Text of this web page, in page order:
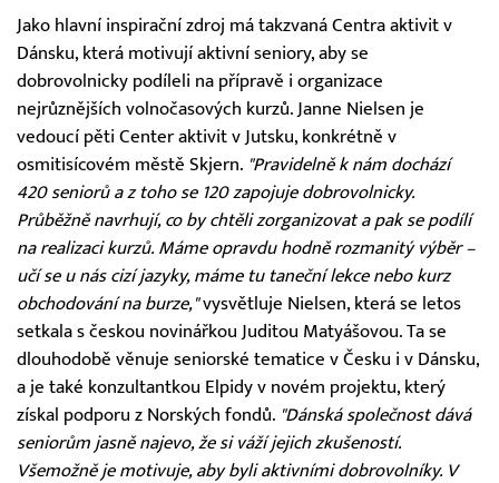
Jako hlavní inspirační zdroj má takzvaná Centra aktivit v
Dánsku, která motivují aktivní seniory, aby se
dobrovolnicky podíleli na přípravě i organizace
nejrůznějších volnočasových kurzů. Janne Nielsen je
vedoucí pěti Center aktivit v Jutsku, konkrétně v
osmitisícovém městě Skjern. "Pravidelně k nám dochází
420 seniorů a z toho se 120 zapojuje dobrovolnicky.
Průběžně navrhují, co by chtěli zorganizovat a pak se podílí
na realizaci kurzů. Máme opravdu hodně rozmanitý výběr –
učí se u nás cizí jazyky, máme tu taneční lekce nebo kurz
obchodování na burze,"vysvětluje Nielsen, která se letos
setkala s českou novinářkou Juditou Matyášovou. Ta se
dlouhodobě věnuje seniorské tematice v Česku i v Dánsku,
a je také konzultantkou Elpidy v novém projektu, který
získal podporu z Norských fondů. "Dánská společnost dává
seniorům jasně najevo, že si váží jejich zkušeností.
Všemožně je motivuje, aby byli aktivními dobrovolníky. V